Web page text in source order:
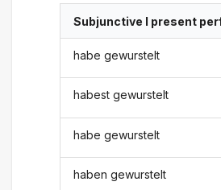
Subjunctive I present
habe gewurstelt
habest gewurstelt
habe gewurstelt
haben gewurstelt